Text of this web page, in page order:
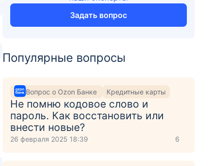
Задать вопрос
Популярные вопросы
Вопрос о Ozon Банке Кредитные карты
Не помню кодовое слово и
пароль. Как восстановить или
внести новые?
26 февраля 2025 18:39 6